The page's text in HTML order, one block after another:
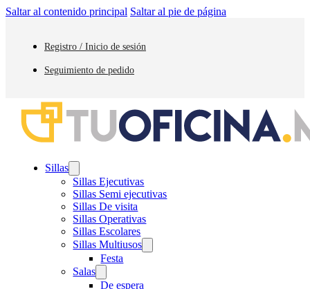
Saltar al contenido principal Saltar al pie de página
Registro / Inicio de sesión
Seguimiento de pedido
Sillas
Sillas Ejecutivas
Sillas Semi ejecutivas
Sillas De visita
Sillas Operativas
Sillas Escolares
Sillas Multiusos
Festa
Salas
De espera